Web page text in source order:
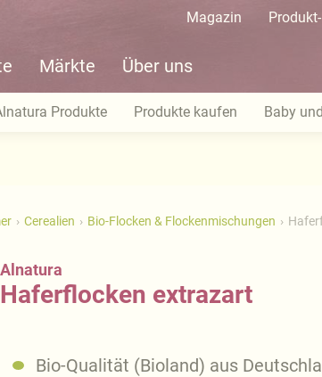
Magazin
Märkte Über uns
Produkte Produkte kaufen Baby
Cerealien Bio-Flocken & Flockenmischungen
Alnatura
Haferflocken extrazart
Bio-Qualität (Bioland) aus